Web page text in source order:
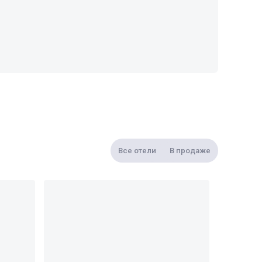
Все отели В продаже